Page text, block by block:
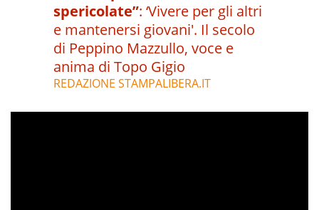
spericolate”: ‘Vivere per gli altri
e mantenersi giovani'. Il secolo
di Peppino Mazzullo, voce e
anima di Topo Gigio
REDAZIONE STAMPALIBERA.IT